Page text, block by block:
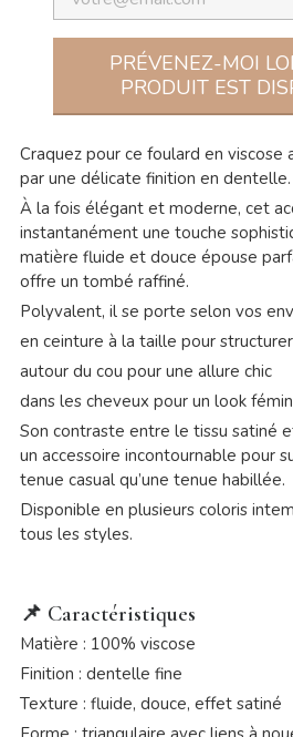
PRÉVENEZ-MOI
PRODUIT EST
Craquez pour ce foulard en viscose
par une délicate finition en dentelle.
À la fois élégant et moderne, cet
instantanément une touche
matière fluide et douce épouse
offre un tombé raffiné.
Polyvalent, il se porte selon vos
en ceinture à la taille pour
autour du cou pour une allure chic
dans les cheveux pour un look
Son contraste entre le tissu satiné
un accessoire incontournable pour
tenue casual qu’une tenue habillée.
Disponible en plusieurs coloris
tous les styles.
📌 Caractéristiques
Matière : 100% viscose
Finition : dentelle fine
Texture : fluide, douce, effet satiné